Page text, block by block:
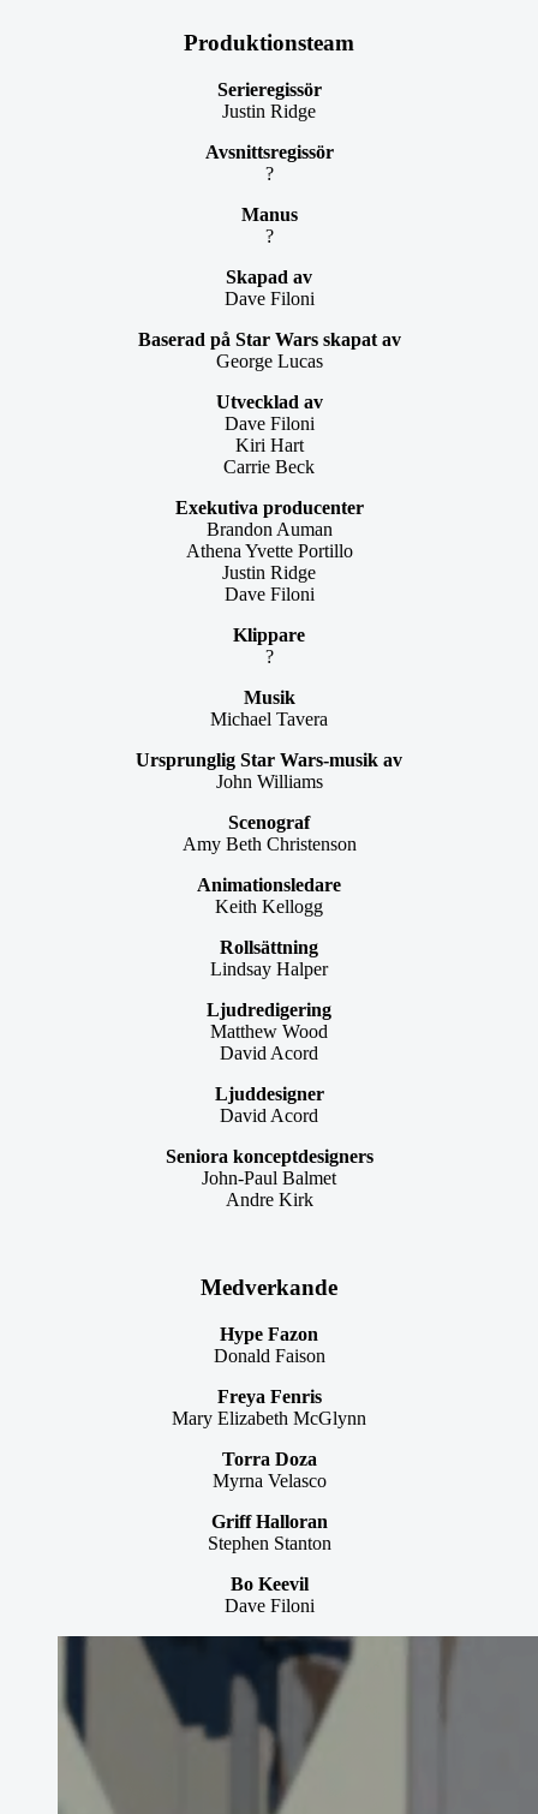
Produktionsteam
Serieregissör
Justin Ridge
Avsnittsregissör
?
Manus
?
Skapad av
Dave Filoni
Baserad på Star Wars skapat av
George Lucas
Utvecklad av
Dave Filoni
Kiri Hart
Carrie Beck
Exekutiva producenter
Brandon Auman
Athena Yvette Portillo
Justin Ridge
Dave Filoni
Klippare
?
Musik
Michael Tavera
Ursprunglig Star Wars-musik av
John Williams
Scenograf
Amy Beth Christenson
Animationsledare
Keith Kellogg
Rollsättning
Lindsay Halper
Ljudredigering
Matthew Wood
David Acord
Ljuddesigner
David Acord
Seniora konceptdesigners
John-Paul Balmet
Andre Kirk
Medverkande
Hype Fazon
Donald Faison
Freya Fenris
Mary Elizabeth McGlynn
Torra Doza
Myrna Velasco
Griff Halloran
Stephen Stanton
Bo Keevil
Dave Filoni